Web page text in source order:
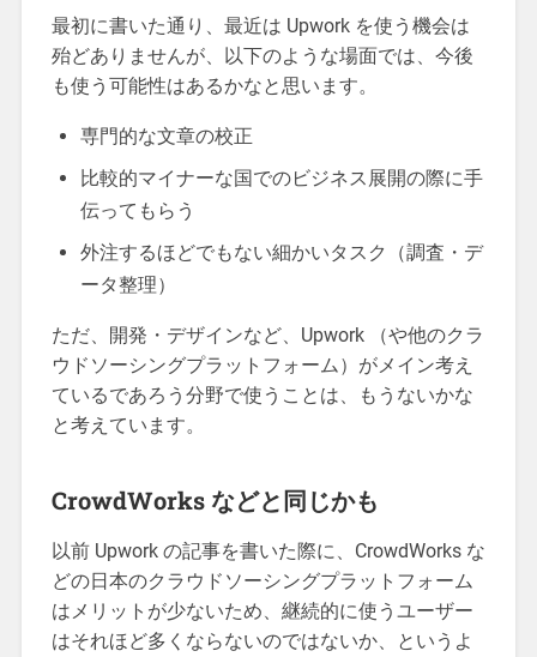
最初に書いた通り、最近は Upwork を使う機会は
殆どありませんが、以下のような場面では、今後
も使う可能性はあるかなと思います。
専門的な文章の校正
比較的マイナーな国でのビジネス展開の際に手
伝ってもらう
外注するほどでもない細かいタスク（調査・デ
ータ整理）
ただ、開発・デザインなど、Upwork （や他のクラ
ウドソーシングプラットフォーム）がメイン考え
ているであろう分野で使うことは、もうないかな
と考えています。
CrowdWorks などと同じかも
以前 Upwork の記事を書いた際に、CrowdWorks な
どの日本のクラウドソーシングプラットフォーム
はメリットが少ないため、継続的に使うユーザー
はそれほど多くならないのではないか、というよ